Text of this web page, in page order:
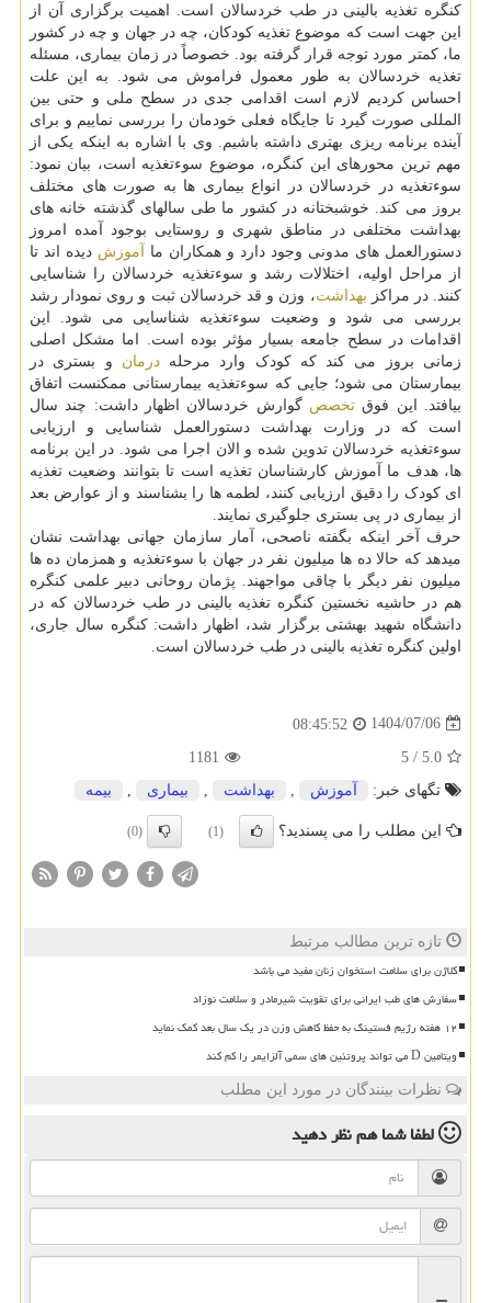
کنگره تغذیه بالینی در طب خردسالان است. اهمیت برگزاری آن از
این جهت است که موضوع تغذیه کودکان، چه در جهان و چه در کشور
ما، کمتر مورد توجه قرار گرفته بود. خصوصاً در زمان بیماری، مسئله
تغذیه خردسالان به طور معمول فراموش می شود. به این علت
احساس کردیم لازم است اقدامی جدی در سطح ملی و حتی بین
المللی صورت گیرد تا جایگاه فعلی خودمان را بررسی نماییم و برای
آینده برنامه ریزی بهتری داشته باشیم. وی با اشاره به اینکه یکی از
مهم ترین محورهای این کنگره، موضوع سوءتغذیه است، بیان نمود:
سوءتغذیه در خردسالان در انواع بیماری ها به صورت های مختلف
بروز می کند. خوشبختانه در کشور ما طی سالهای گذشته خانه های
بهداشت مختلفی در مناطق شهری و روستایی بوجود آمده امروز
دستورالعمل های مدونی وجود دارد و همکاران ما
آموزش دیده اند تا
از مراحل اولیه، اختلالات رشد و سوءتغذیه خردسالان را شناسایی
کنند. در مراکز بهداشت، وزن و قد خردسالان ثبت و روی نمودار رشد
بررسی می شود و وضعیت سوءتغذیه شناسایی می شود. این
اقدامات در سطح جامعه بسیار مؤثر بوده است. اما مشکل اصلی
زمانی بروز می کند که کودک وارد مرحلهدرمان و بستری در
بیمارستان می شود؛ جایی که سوءتغذیه بیمارستانی ممکنست اتفاق
بیافتد. این فوق تخصص گوارش خردسالان اظهار داشت: چند سال
است که در وزارت بهداشت دستورالعمل شناسایی و ارزیابی
سوءتغذیه خردسالان تدوین شده و الان اجرا می شود. در این برنامه
ها، هدف ما آموزش کارشناسان تغذیه است تا بتوانند وضعیت تغذیه
ای کودک را دقیق ارزیابی کنند، لطمه ها را بشناسند و از عوارض بعد
از بیماری در پی بستری جلوگیری نمایند.
حرف آخر اینکه بگفته ناصحی، آمار سازمان جهانی بهداشت نشان
میدهد که حالا ده ها میلیون نفر در جهان با سوءتغذیه و همزمان ده ها
میلیون نفر دیگر با چاقی مواجهند. پژمان روحانی دبیر علمی کنگره
هم در حاشیه نخستین کنگره تغذیه بالینی در طب خردسالان که در
دانشگاه شهید بهشتی برگزار شد، اظهار داشت: کنگره سال جاری،
اولین کنگره تغذیه بالینی در طب خردسالان است.
1404/07/06
08:45:52
5.0
/
5
1181
تگهای خبر:
آموزش بهداشت بیماری بیمه
این مطلب را می پسندید؟ (1)
(0)
تازه ترین مطالب مرتبط
کلاژن برای سلامت استخوان زنان مفید می باشد
سفارش های طب ایرانی برای تقویت شیرمادر و سلامت نوزاد
۱۲ هفته رژیم فستینگ به حفظ کاهش وزن در یک سال بعد کمک نماید
ویتامین D می تواند پروتئین های سمی آلزایمر را کم کند
نظرات بینندگان در مورد این مطلب
لطفا شما همنظر دهید